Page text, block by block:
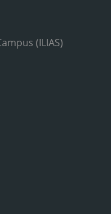
(ILIAS)